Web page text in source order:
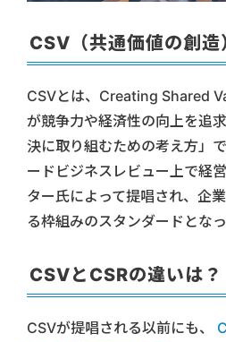
CSV（共通価値の創造
CSVとは、Creating Shared
が競争力や経済性の向上を追
決に取り組むための考え方」
ードビジネスレビュー上で経
ター氏によって提唱され、企
る枠組みのスタンダードとなっ
CSVとCSRの違いは？
CSVが提唱される以前にも、